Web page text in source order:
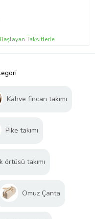
Taksitlerle
Kahve fincan takımı
Pike takımı
takımı
Omuz Çanta